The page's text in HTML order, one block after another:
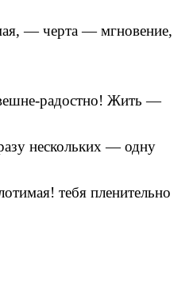
— черта — мгновение,
радостно! Жить —
нескольких — одну
тебя пленительно